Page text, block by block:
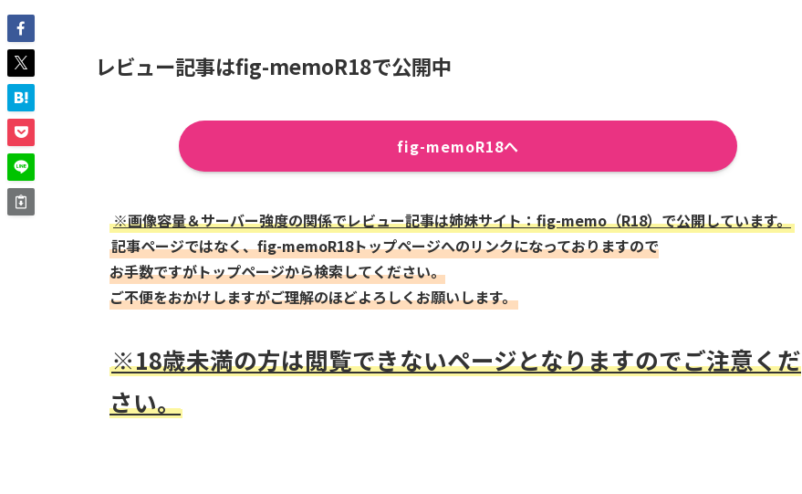
レビュー記事はfig-memoR18で公開中
fig-memoR18へ
※画像容量＆サーバー強度の関係でレビュー記事は姉妹サイト：fig-memo（R18）で公開しています。
記事ページではなく、fig-memoR18トップページへのリンクになっておりますので
お手数ですがトップページから検索してください。
ご不便をおかけしますがご理解のほどよろしくお願いします。
※18歳未満の方は閲覧できないページとなりますのでご注意くだ
さい。